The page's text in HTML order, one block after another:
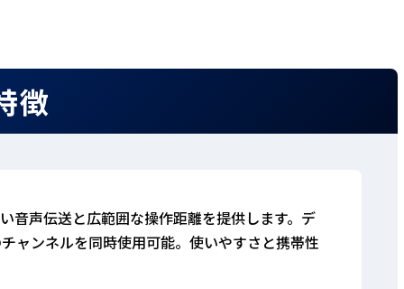
徴
音声伝送と広範囲な操作距離を提供します。デ
ャンネルを同時使用可能。使いやすさと携帯性